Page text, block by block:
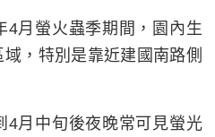
4月螢火蟲季期間，園內生
，特別是靠近建國南路側
4月中旬後夜晚常可見螢光